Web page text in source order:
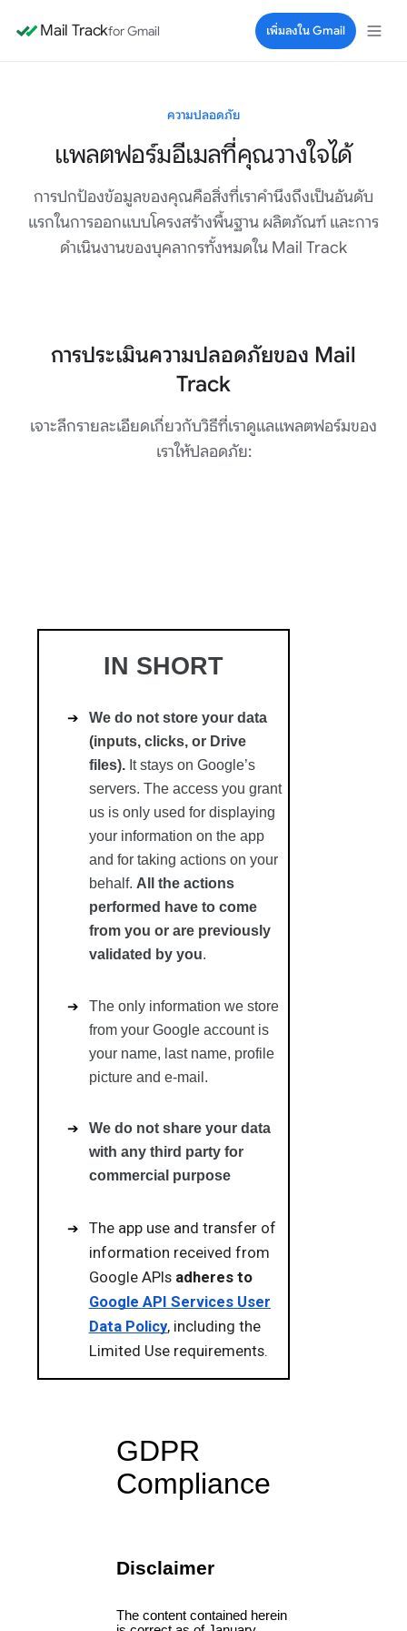
Mail Trackfor Gmail เพิ่มลงใน Gmail
ความปลอดภัย
แพลตฟอร์มอีเมลที่คุณวางใจได้
การปกป้องข้อมูลของคุณคือสิ่งที่เราคำนึงถึงเป็นอันดับ
แรกในการออกแบบโครงสร้างพื้นฐาน ผลิตภัณฑ์ และการ
ดำเนินงานของบุคลากรทั้งหมดใน Mail Track
การประเมินความปลอดภัยของ Mail
Track
เจาะลึกรายละเอียดเกี่ยวกับวิธีที่เราดูแลแพลตฟอร์มของ
เราให้ปลอดภัย: